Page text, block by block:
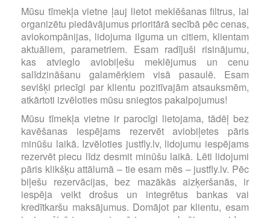
Mūsu tīmekļa vietne ļauj lietot meklēšanas filtrus, lai
organizētu piedāvājumus prioritārā secībā pēc cenas,
aviokompānijas, lidojuma ilguma un citiem, klientam
aktuāliem, parametriem. Esam radījuši risinājumu,
kas atvieglo aviobiļešu meklējumus un cenu
salīdzināšanu galamērķiem visā pasaulē. Esam
sevišķi priecīgi par klientu pozitīvajām atsauksmēm,
atkārtoti izvēloties mūsu sniegtos pakalpojumus!
Mūsu tīmekļa vietne ir parocīgi lietojama, tādēļ bez
kavēšanas iespējams rezervēt aviobiļetes pāris
minūšu laikā. Izvēloties justfly.lv, lidojumu iespējams
rezervēt piecu līdz desmit minūšu laikā. Lēti lidojumi
pāris klikšķu attālumā – tie esam mēs – justfly.lv. Pēc
biļešu rezervācijas, bez mazākās aizķeršanās, ir
iespēja veikt drošus un integrētus bankas vai
kredītkaršu maksājumus. Domājot par klientu, esam